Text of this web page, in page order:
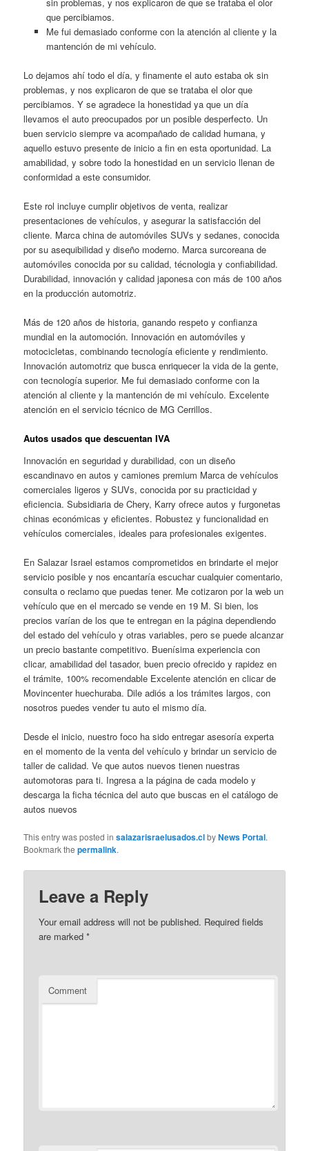
que percibiamos.
Me fui demasiado conforme con la atención al cliente y la
mantención de mi vehículo.
Lo dejamos ahí todo el día, y finamente el auto estaba ok sin
problemas, y nos explicaron de que se trataba el olor que
percibiamos. Y se agradece la honestidad ya que un día
llevamos el auto preocupados por un posible desperfecto. Un
buen servicio siempre va acompañado de calidad humana, y
aquello estuvo presente de inicio a fin en esta oportunidad. La
amabilidad, y sobre todo la honestidad en un servicio llenan de
conformidad a este consumidor.
Este rol incluye cumplir objetivos de venta, realizar
presentaciones de vehículos, y asegurar la satisfacción del
cliente. Marca china de automóviles SUVs y sedanes, conocida
por su asequibilidad y diseño moderno. Marca surcoreana de
automóviles conocida por su calidad, técnologia y confiabilidad.
Durabilidad, innovación y calidad japonesa con más de 100 años
en la producción automotriz.
Más de 120 años de historia, ganando respeto y confianza
mundial en la automoción. Innovación en automóviles y
motocicletas, combinando tecnología eficiente y rendimiento.
Innovación automotriz que busca enriquecer la vida de la gente,
con tecnología superior. Me fui demasiado conforme con la
atención al cliente y la mantención de mi vehículo. Excelente
atención en el servicio técnico de MG Cerrillos.
Autos usados que descuentan IVA
Innovación en seguridad y durabilidad, con un diseño
escandinavo en autos y camiones premium Marca de vehículos
comerciales ligeros y SUVs, conocida por su practicidad y
eficiencia. Subsidiaria de Chery, Karry ofrece autos y furgonetas
chinas económicas y eficientes. Robustez y funcionalidad en
vehículos comerciales, ideales para profesionales exigentes.
En Salazar Israel estamos comprometidos en brindarte el mejor
servicio posible y nos encantaría escuchar cualquier comentario,
consulta o reclamo que puedas tener. Me cotizaron por la web un
vehículo que en el mercado se vende en 19 M. Si bien, los
precios varían de los que te entregan en la página dependiendo
del estado del vehículo y otras variables, pero se puede alcanzar
un precio bastante competitivo. Buenísima experiencia con
clicar, amabilidad del tasador, buen precio ofrecido y rapidez en
el trámite, 100% recomendable Excelente atención en clicar de
Movincenter huechuraba. Dile adiós a los trámites largos, con
nosotros puedes vender tu auto el mismo día.
Desde el inicio, nuestro foco ha sido entregar asesoría experta
en el momento de la venta del vehículo y brindar un servicio de
taller de calidad. Ve que autos nuevos tienen nuestras
automotoras para ti. Ingresa a la página de cada modelo y
descarga la ficha técnica del auto que buscas en el catálogo de
autos nuevos
This entry was posted insalazarisraelusados.clbyNews Portal.
Bookmark thepermalink.
Leave a Reply
Your email address will not be published. Required fields
are marked*
Comment